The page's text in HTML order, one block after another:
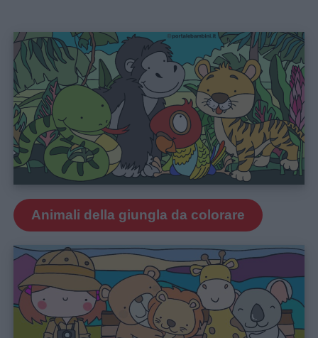
Animali della giungla da colorare